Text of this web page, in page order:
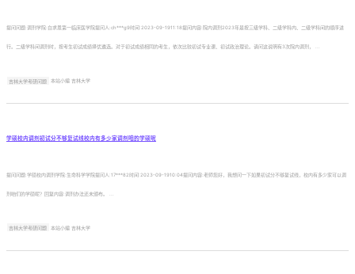
提问问题:调剂学院:白求恩第一临床医学院提问人:ch***g9时间:2023-09-1911:18提问内容:院内调剂2023年是按三级学科、二级学科内、二级学科间的顺序进
行。二级学科间调剂时，按考生初试成绩择优遴选。对于初试成绩相同的考生，依次比较初试专业课、初试政治理论。请问这说明有3次院内调剂， ...
吉林大学考研问题 本站小编 吉林大学
学硕校内调剂初试分不够复试线校内有多少家调剂咱的学硕呢
提问问题:学硕校内调剂学院:生命科学学院提问人:17***82时间:2023-09-1910:04提问内容:老师您好，我想问一下如果初试分不够复试线，校内有多少家可以调
剂咱们的学硕呢？回复内容:调剂办法还未颁布。 ...
吉林大学考研问题 本站小编 吉林大学